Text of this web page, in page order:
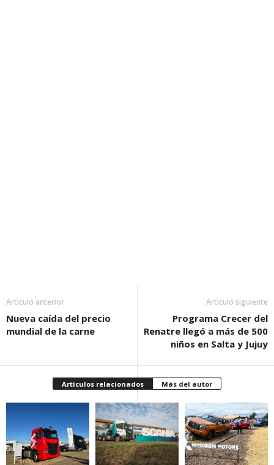
Artículo anterior
Nueva caída del precio
mundial de la carne
Artículo siguiente
Programa Crecer del
Renatre llegó a más de 500
niños en Salta y Jujuy
Artículos relacionados Más del autor